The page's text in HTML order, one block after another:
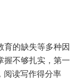
的缺失等多种因
握不够扎实，第一
阅读写作得分率